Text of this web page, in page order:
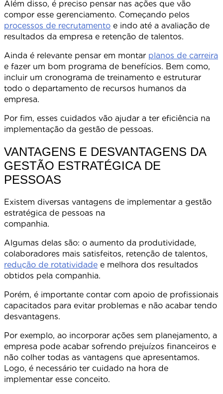
Além disso, é preciso pensar nas ações que vão
compor esse gerenciamento. Começando pelos
processos de recrutamento e indo até a avaliação de
resultados da empresa e retenção de talentos.
Ainda é relevante pensar em montar planos de carreira
e fazer um bom programa de benefícios. Bem como,
incluir um cronograma de treinamento e estruturar
todo o departamento de recursos humanos da
Por fim, esses cuidados vão ajudar a ter eficiência na
implementação da gestão de pessoas.
VANTAGENS E DESVANTAGENS DA
GESTÃO ESTRATÉGICA DE
PESSOAS
Existem diversas vantagens de implementar a gestão
estratégica de pessoas na
Algumas delas são: o aumento da produtividade,
colaboradores mais satisfeitos, retenção de talentos,
redução de rotatividade e melhora dos resultados
obtidos pela companhia.
Porém, é importante contar com apoio de profissionais
capacitados para evitar problemas e não acabar tendo
Por exemplo, ao incorporar ações sem planejamento, a
empresa pode acabar sofrendo prejuízos financeiros e
não colher todas as vantagens que apresentamos.
Logo, é necessário ter cuidado na hora de
implementar esse conceito.